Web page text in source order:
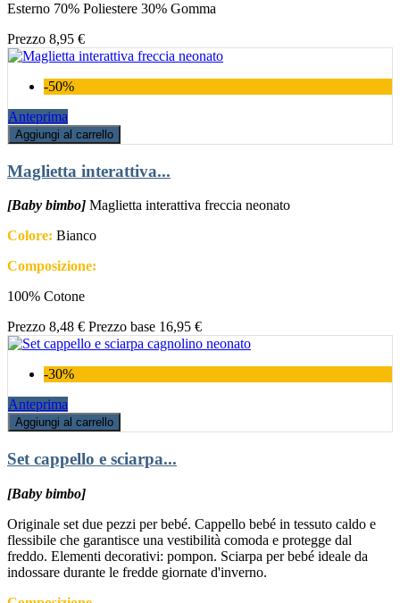
Esterno 70% Poliestere 30% Gomma
Prezzo 8,95 €
-50%
Anteprima
Aggiungi al carrello
Maglietta interattiva...
[Baby bimbo] Maglietta interattiva freccia neonato
Colore: Bianco
Composizione:
100% Cotone
Prezzo 8,48 € Prezzo base 16,95 €
-30%
Anteprima
Aggiungi al carrello
Set cappello e sciarpa...
[Baby bimbo]
Originale set due pezzi per bebé. Cappello bebé in tessuto caldo e
flessibile che garantisce una vestibilità comoda e protegge dal
freddo. Elementi decorativi: pompon. Sciarpa per bebé ideale da
indossare durante le fredde giornate d'inverno.